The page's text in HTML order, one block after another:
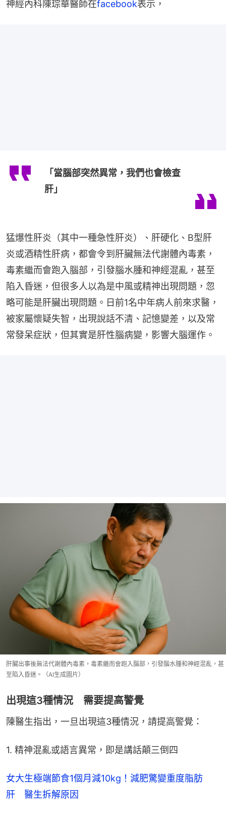
神經內科陳琮華醫師在facebook表示，
「當腦部突然異常，我們也會檢查
肝」
猛爆性肝炎（其中一種急性肝炎）、肝硬化、B型肝
炎或酒精性肝病，都會令到肝臟無法代謝體內毒素，
毒素繼而會跑入腦部，引發腦水腫和神經混亂，甚至
陷入昏迷，但很多人以為是中風或精神出現問題，忽
略可能是肝臟出現問題。日前1名中年病人前來求醫，
被家屬懷疑失智，出現說話不清、記憶變差，以及常
常發呆症狀，但其實是肝性腦病變，影響大腦運作。
肝臟出事後無法代謝體內毒素，毒素繼而會跑入腦部，引發腦水腫和神經混亂，甚
至陷入昏迷。（AI生成圖片）
出現這3種情況 需要提高警覺
陳醫生指出，一旦出現這3種情況，請提高警覺：
1. 精神混亂或語言異常，即是講話顛三倒四
女大生極端節食1個月減10kg！減肥驚變重度脂肪
肝 醫生拆解原因